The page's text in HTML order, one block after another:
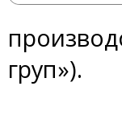
груп»).